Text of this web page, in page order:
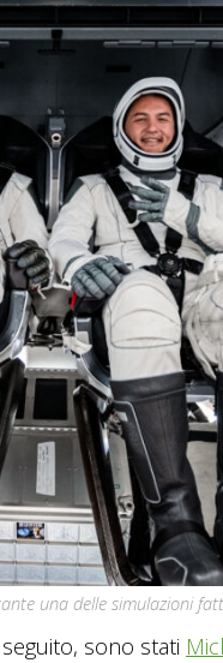
una delle simulazioni
sono stati